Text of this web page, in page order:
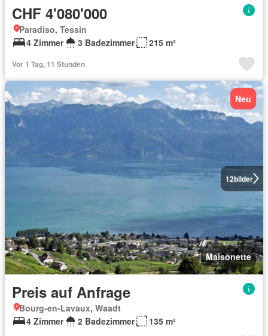
CHF 4'080'000
Paradiso, Tessin
4 Zimmer
3 Badezimmer 215 m²
Vor 1 Tag, 11 Stunden
12bilder
Neu
Maisonette
Preis auf Anfrage
Bourg-en-Lavaux, Waadt
4 Zimmer
2 Badezimmer 135 m²